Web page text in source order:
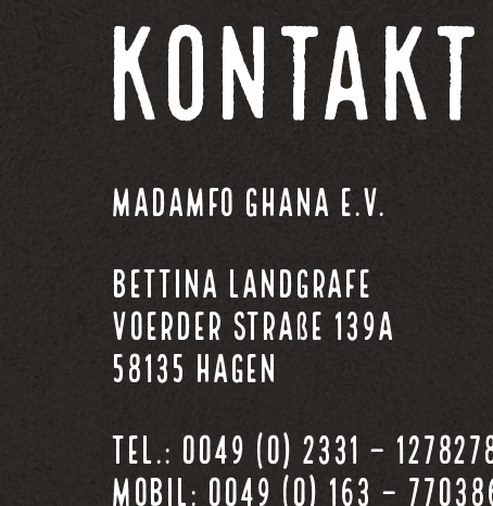
Kontakt
Madamfo Ghana e.V.
Bettina Landgrafe
Voerder Straße 139a
58135 Hagen
Tel.: 0049 (0) 2331 –
Mobil: 0049 (0) 163 –